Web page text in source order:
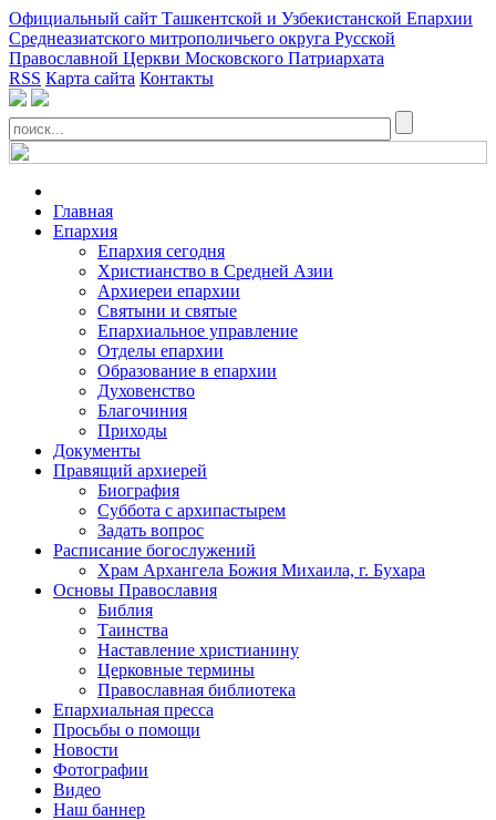
Официальный сайт Ташкентской и Узбекистанской Епархии
Среднеазиатского митрополичьего округа Русской
Православной Церкви Московского Патриархата
RSS Карта сайта Контакты
Главная
Епархия
Епархия сегодня
Христианство в Средней Азии
Архиереи епархии
Святыни и святые
Епархиальное управление
Отделы епархии
Образование в епархии
Духовенство
Благочиния
Приходы
Документы
Правящий архиерей
Биография
Суббота с архипастырем
Задать вопрос
Расписание богослужений
Храм Архангела Божия Михаила, г. Бухара
Основы Православия
Библия
Таинства
Наставление христианину
Церковные термины
Православная библиотека
Епархиальная пресса
Просьбы о помощи
Новости
Фотографии
Видео
Наш баннер